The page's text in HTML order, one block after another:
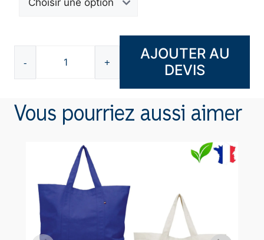
-
quantité
de
en
+
AJOUTER AU
DEVIS
Vous pourriez aussi aimer